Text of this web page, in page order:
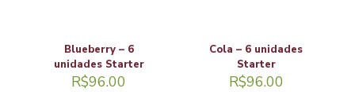
Blueberry – 6
unidades Starter
R$96.00
Cola – 6 unidades
Starter
R$96.00